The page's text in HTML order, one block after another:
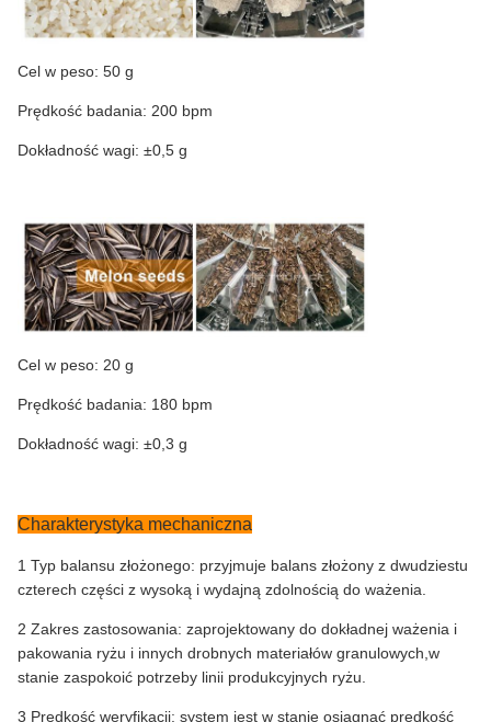
Cel w peso: 50 g
Prędkość badania: 200 bpm
Dokładność wagi: ±0,5 g
Cel w peso: 20 g
Prędkość badania: 180 bpm
Dokładność wagi: ±0,3 g
Charakterystyka mechaniczna
1 Typ balansu złożonego: przyjmuje balans złożony z dwudziestu
czterech części z wysoką i wydajną zdolnością do ważenia.
2 Zakres zastosowania: zaprojektowany do dokładnej ważenia i
pakowania ryżu i innych drobnych materiałów granulowych,w
stanie zaspokoić potrzeby linii produkcyjnych ryżu.
3 Prędkość weryfikacji: system jest w stanie osiągnąć prędkość